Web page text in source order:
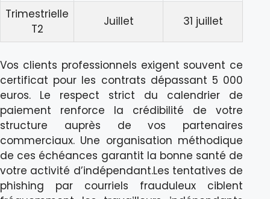
Trimestrielle
T2
Juillet 31 juillet
Vos clients professionnels exigent souvent ce
certificat pour les contrats dépassant 5 000
euros. Le respect strict du calendrier de
paiement renforce la crédibilité de votre
structure auprès de vos partenaires
commerciaux. Une organisation méthodique
de ces échéances garantit la bonne santé de
votre activité d’indépendant.Les tentatives de
phishing par courriels frauduleux ciblent